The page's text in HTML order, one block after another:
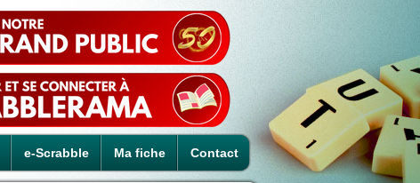
e-Scrabble Ma fiche Contact